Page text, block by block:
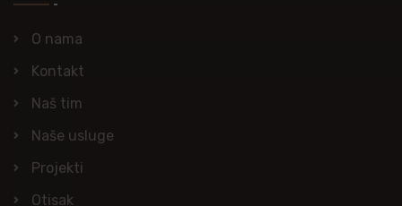
O nama
Kontakt
Naš tim
Naše usluge
Projekti
Otisak